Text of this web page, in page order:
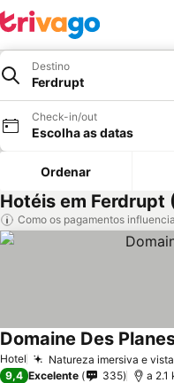
Destino
Ferdrupt
Check-in/out
Escolha as datas
Ordenar
Hotéis em Ferdrupt
Como os pagamentos
Hotel Natureza imersiva e
Domaine Des
9,4 Excelente 335 a 2.1